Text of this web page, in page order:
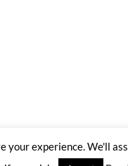
your experience. We'll